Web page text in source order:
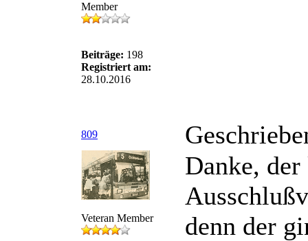
Member
Beiträge: 198
Registriert am:
28.10.2016
809
Veteran Member
Danke,
denn der